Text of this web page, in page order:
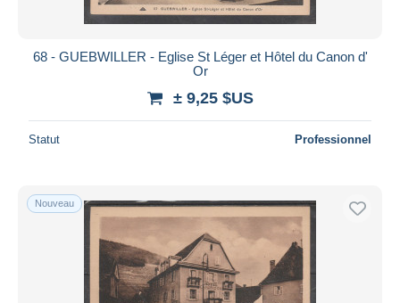
68 - GUEBWILLER - Eglise St Léger et Hôtel du Canon d'
Or
± 9,25 $US
Statut Professionnel
Nouveau